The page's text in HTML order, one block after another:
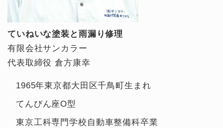
ていねいな塗装と雨漏り修理
有限会社サンカラー
代表取締役 倉方康幸
1965年東京都大田区千鳥町生まれ
てんびん座O型
東京工科専門学校自動車整備科卒業